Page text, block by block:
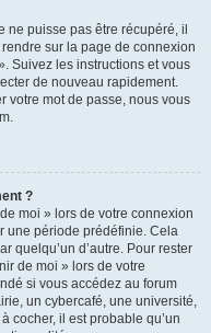
ne puisse pas être récupéré, il
sur la page de connexion
Suivez les instructions et vous
de nouveau rapidement.
votre mot de passe, nous vous
?
moi » lors de votre connexion
une période prédéfinie. Cela
quelqu’un d’autre. Pour rester
de moi » lors de votre
si vous accédez au forum
un cybercafé, une université,
cocher, il est probable qu’un